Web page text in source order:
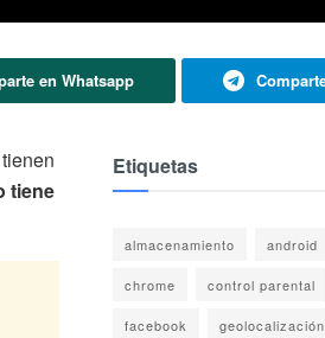
en Whatsapp
tiene
Etiquetas
almacenamiento android
chrome control parental
facebook geolocalización